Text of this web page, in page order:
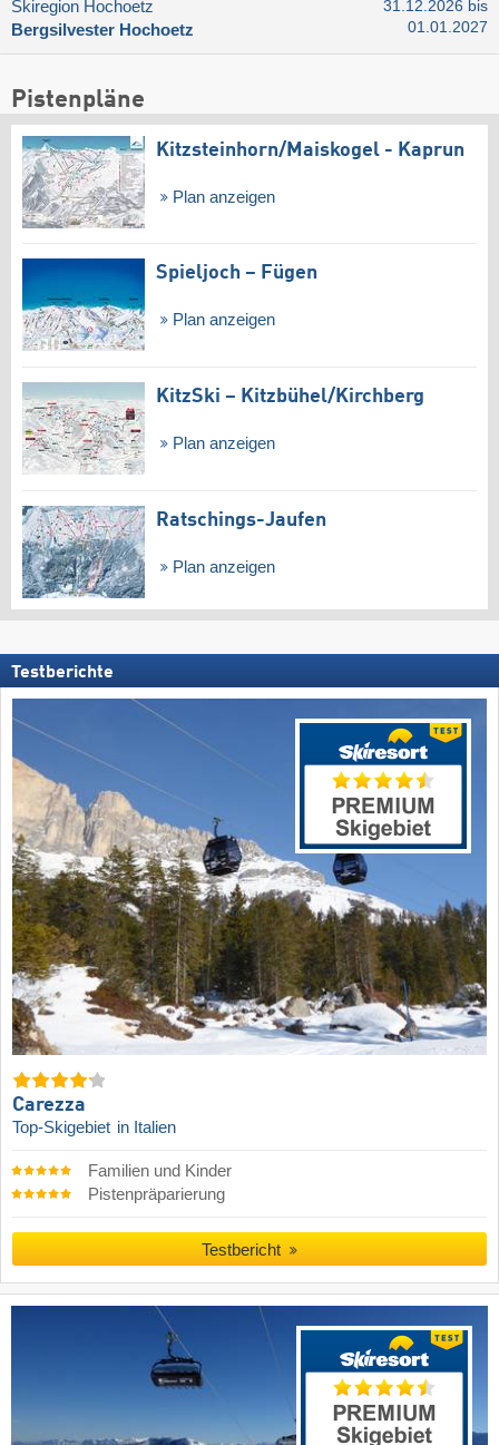
Skiregion Hochoetz
Bergsilvester Hochoetz
31.12.2026 bis
01.01.2027
Pistenpläne
Kitzsteinhorn/​Maiskogel - Kaprun
Plan anzeigen
Spieljoch – Fügen
Plan anzeigen
KitzSki – Kitzbühel/​Kirchberg
Plan anzeigen
Ratschings-Jaufen
Plan anzeigen
Testberichte
Carezza
Top-Skigebiet in Italien
Familien und Kinder
Pistenpräparierung
Testbericht